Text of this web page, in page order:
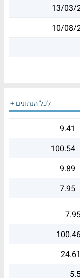
13/03/
10/08/
לכל הנתונים +
9.41
100.54
9.89
7.95
24.61